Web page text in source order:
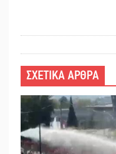
ΣΧΕΤΙΚΑ ΑΡΘΡΑ